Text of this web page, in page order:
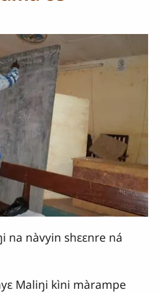
na nàvyin shɛɛnre ná
Maliŋi kìni màrampe